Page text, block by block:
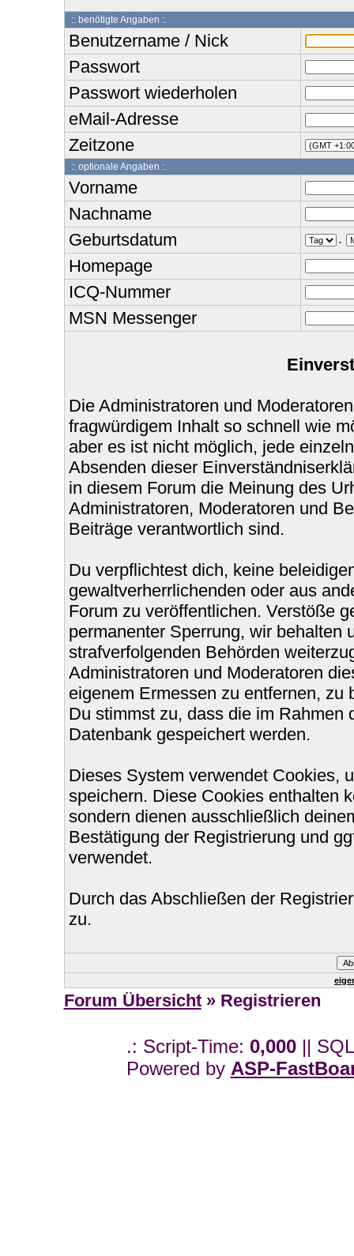
:: benötigte Angaben :.
Benutzername / Nick
Passwort
Passwort wiederholen
eMail-Adresse
Zeitzone
:: optionale Angaben :.
Vorname
Nachname
Geburtsdatum
.
Homepage
ICQ-Nummer
MSN Messenger
Die Administratoren und
fragwürdigem Inhalt so schnell wie
aber es ist nicht möglich, jede
Absenden dieser
in diesem Forum die Meinung des
Administratoren, Moderatoren und
Beiträge verantwortlich sind.
Du verpflichtest dich, keine
gewaltverherrlichenden oder aus
Forum zu veröffentlichen. Verstöße
permanenter Sperrung, wir behalten
strafverfolgenden Behörden
Administratoren und Moderatoren
eigenem Ermessen zu entfernen, zu
Du stimmst zu, dass die im Rahmen
Datenbank gespeichert werden.
Dieses System verwendet Cookies,
speichern. Diese Cookies enthalten
sondern dienen ausschließlich
Bestätigung der Registrierung und
verwendet.
Durch das Abschließen der
zu.
Forum Übersicht» Registrieren
.: Script-Time: 0,000||
Powered by ASP-